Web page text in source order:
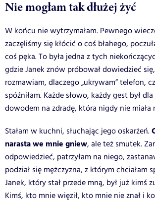
Nie mogłam tak dłużej żyć
W końcu nie wytrzymałam. Pewnego
zaczęliśmy się kłócić o coś błahego,
coś pęka. To była jedna z tych
gdzie Janek znów próbował dowiedzieć
rozmawiam, dlaczego „ukrywam” telefon,
spóźniłam. Każde słowo, każdy gest był
dowodem na zdradę, która nigdy nie miała
Stałam w kuchni, słuchając jego oskarżeń.
narasta we mnie gniew, ale też smutek.
odpowiedzieć, patrzyłam na niego,
podział się mężczyzna, z którym chciałam
Janek, który stał przede mną, był już kimś
Kimś, kto mnie więził, kto mnie nie znał i